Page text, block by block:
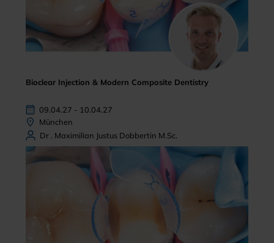
Bioclear Injection & Modern Composite Dentistry
09.04.27 - 10.04.27
München
Dr . Maximilian Justus Dobbertin M.Sc.